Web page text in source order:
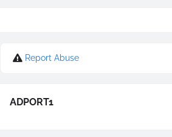
Report Abuse
ADPORT1